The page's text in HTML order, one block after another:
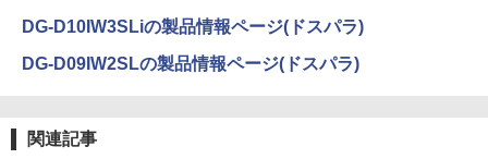
DG-D10IW3SLiの製品情報ページ(ドスパラ)
DG-D09IW2SLの製品情報ページ(ドスパラ)
関連記事